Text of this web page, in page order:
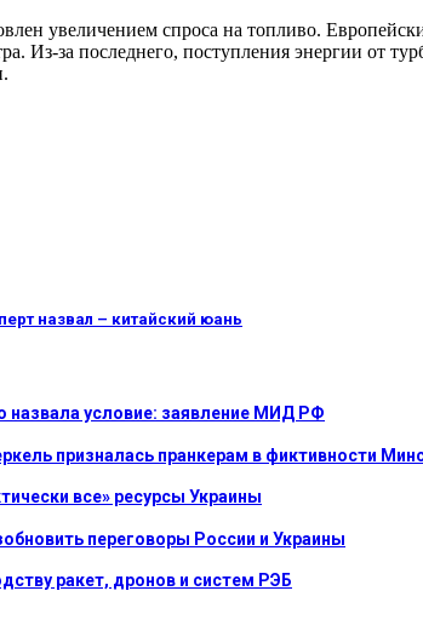
увеличением спроса на топливо.
Из-за последнего, поступления энергии от
назвал – китайский юань
назвала условие: заявление МИД РФ
призналась пранкерам в фиктивности
все» ресурсы Украины
переговоры России и Украины
ракет, дронов и систем РЭБ